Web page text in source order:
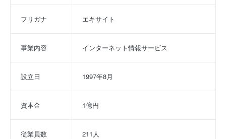
フリガナ エキサイト
事業内容 インターネット情報サービス
設立日 1997年8月
資本金 1億円
従業員数
211人